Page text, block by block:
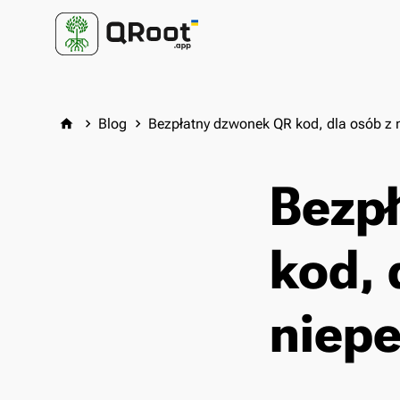
home keyboard_arrow_right Blog keyboard_arrow_right Bezpłatny dzwonek QR kod, dla osób z
kod,